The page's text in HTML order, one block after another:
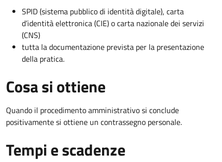
SPID (sistema pubblico di identità digitale), carta
d’identità elettronica (CIE) o carta nazionale dei servizi
(CNS)
tutta la documentazione prevista per la presentazione
della pratica.
Cosa si ottiene
Quando il procedimento amministrativo si conclude
positivamente si ottiene un contrassegno personale.
Tempi e scadenze